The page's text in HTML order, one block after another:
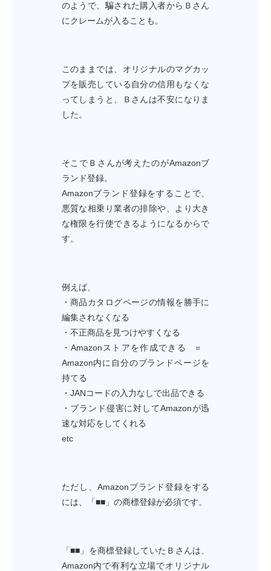
のようで、騙された購入者からＢさん
にクレームが入ることも。
このままでは、オリジナルのマグカッ
プを販売している自分の信用もなくな
ってしまうと、Ｂさんは不安になりま
した。
そこでＢさんが考えたのがAmazonブ
ランド登録。
Amazonブランド登録をすることで、
悪質な相乗り業者の排除や、より大き
な権限を行使できるようになるからで
す。
例えば、
・商品カタログページの情報を勝手に
編集されなくなる
・不正商品を見つけやすくなる
・Amazonストアを作成できる =
Amazon内に自分のブランドページを
持てる
・JANコードの入力なしで出品できる
・ブランド侵害に対してAmazonが迅
速な対応をしてくれる
etc
ただし、Amazonブランド登録をする
には、「■■」の商標登録が必須です。
「■■」を商標登録していたＢさんは、
Amazon内で有利な立場でオリジナル